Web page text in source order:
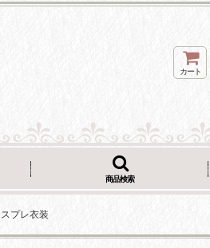
カート
商品検索
プレ衣装